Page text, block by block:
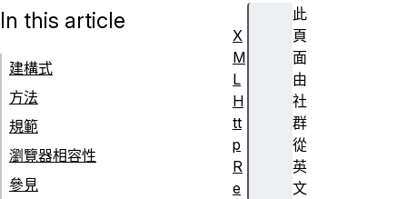
此
頁
面
由
社
群
從
英
文
In this article
建構式
方法
規範
瀏覽器相容性
參見
X
M
L
H
tt
p
R
e